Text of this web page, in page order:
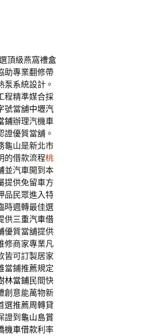
頂級燕窩禮盒
助專業翻修帶
泵系統設計。
程精準媒合採
號當舖中壢汽
鋪辦理汽機車
證優質當舖。
龜山是新北市
的借款流程桃
並汽車開到本
提供免留車方
品民眾進入特
時週轉最佳選
供三重汽車借
優質當舖提供
修商家專業凡
皆可訂製居家
當鋪推薦規定
林當鋪民間快
創意能萬物新
選推薦周轉貸
證到 龜山島賞
機車借款利率